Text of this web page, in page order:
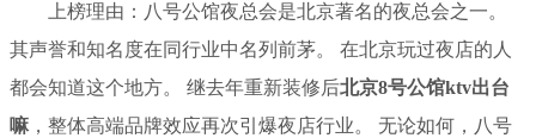
上榜理由：八号公馆夜总会是北京著名的夜总会之一。
其声誉和知名度在同行业中名列前茅。 在北京玩过夜店的人
都会知道这个地方。 继去年重新装修后北京8号公馆ktv出台
嘛，整体高端品牌效应再次引爆夜店行业。 无论如何，八号